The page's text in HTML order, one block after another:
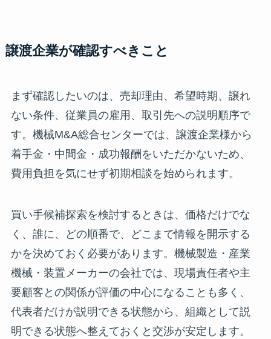
譲渡企業が確認すべきこと
まず確認したいのは、売却理由、希望時期、譲れ
ない条件、従業員の雇用、取引先への説明順序で
す。機械M&A総合センターでは、譲渡企業様から
着手金・中間金・成功報酬をいただかないため、
費用負担を気にせず初期相談を始められます。
買い手候補探索を検討するときは、価格だけでな
く、誰に、どの順番で、どこまで情報を開示する
かを決めておく必要があります。機械製造・産業
機械・装置メーカーの会社では、現場責任者や主
要顧客との関係が評価の中心になることも多く、
代表者だけが説明できる状態から、組織として説
明できる状態へ整えておくと交渉が安定します。